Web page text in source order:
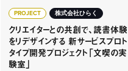
PROJECT 株式会社ひらく
クリエイターとの共創で、読書体験
をリデザインする 新サービスプロト
タイプ開発プロジェクト「文喫の実
験室」